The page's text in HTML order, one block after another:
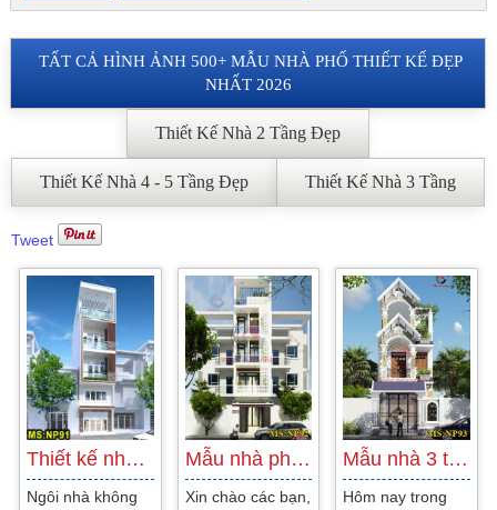
TẤT CẢ HÌNH ẢNH 500+ MẪU NHÀ PHỐ THIẾT KẾ ĐẸP
NHẤT 2026
Thiết Kế Nhà 2 Tầng Đẹp
Thiết Kế Nhà 4 - 5 Tầng Đẹp Thiết Kế Nhà 3 Tầng
Tweet
Thiết kế nhà 3 tầng 1 tum đẹp gia đình…
Ngôi nhà không
Mẫu nhà phố 4 tầng diện tích 4m tại Gò…
Xin chào các bạn,
Mẫu nhà 3 tầng tân cổ điển mái thái cực…
Hôm nay trong